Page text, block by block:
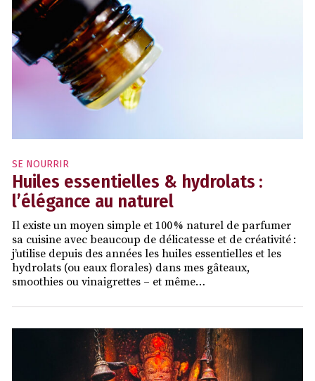
SE NOURRIR
Huiles essentielles & hydrolats :
l’élégance au naturel
Il existe un moyen simple et 100 % naturel de parfumer
sa cuisine avec beaucoup de délicatesse et de créativité :
j’utilise depuis des années les huiles essentielles et les
hydrolats (ou eaux florales) dans mes gâteaux,
smoothies ou vinaigrettes – et même…